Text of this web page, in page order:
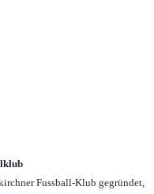
Fussball-Klub gegründet,